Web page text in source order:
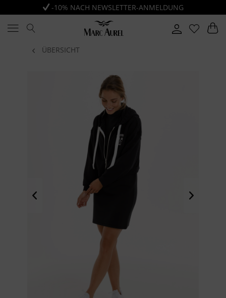
-10% NACH NEWSLETTER-ANMELDUNG
ÜBERSICHT